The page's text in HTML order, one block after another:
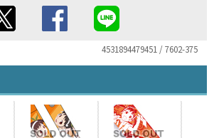
4531894479451 / 7602-375